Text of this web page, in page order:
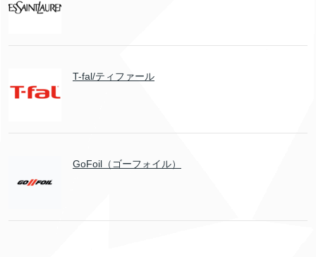
T-fal/ティファール
GoFoil（ゴーフォイル）